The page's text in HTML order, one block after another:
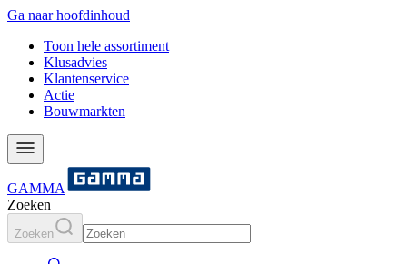
Ga naar hoofdinhoud
Toon hele assortiment
Klusadvies
Klantenservice
Actie
Bouwmarkten
GAMMA
Zoeken
Zoeken